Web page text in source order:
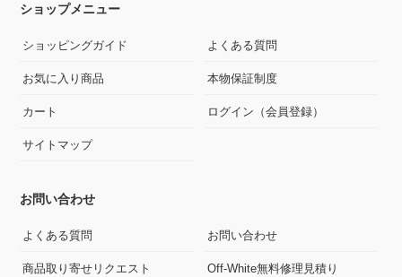
ショップメニュー
ショッピングガイド よくある質問
お気に入り商品 本物保証制度
カート ログイン（会員登録）
サイトマップ
お問い合わせ
よくある質問 お問い合わせ
商品取り寄せリクエスト Off-White無料修理見積り